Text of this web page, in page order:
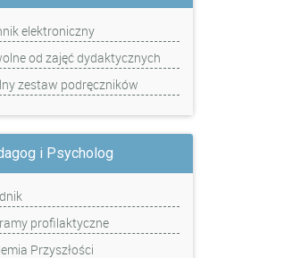
elektroniczny
od zajęć dydaktycznych
zestaw podręczników
i Psycholog
profilaktyczne
Przyszłości